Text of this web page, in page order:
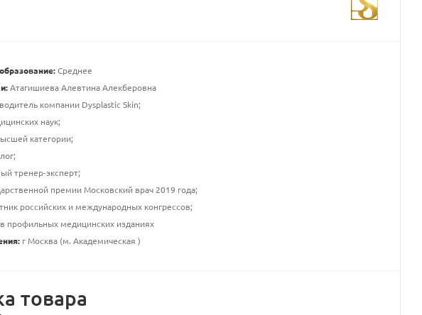
Среднее
Атагишиева Алевтина Алекберовна
компании Dysplastic Skin;
наук;
категории;
тренер-эксперт;
премии Московский врач 2019 года;
российских и международных конгрессов;
профильных медицинских изданиях
г Москва (м. Академическая )
товара